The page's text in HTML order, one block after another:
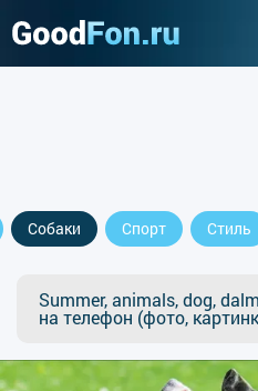
Собаки Спорт Стиль
Summer, animals, dog,
на телефон (фото,